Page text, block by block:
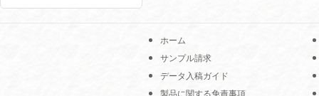
ホーム
サンプル請求
データ入稿ガイド
製品に関する免責事項